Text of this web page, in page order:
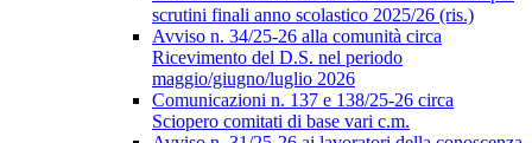
scrutini finali anno scolastico 2025/26 (ris.)
Avviso n. 34/25-26 alla comunità circa
Ricevimento del D.S. nel periodo
maggio/giugno/luglio 2026
Comunicazioni n. 137 e 138/25-26 circa
Sciopero comitati di base vari c.m.